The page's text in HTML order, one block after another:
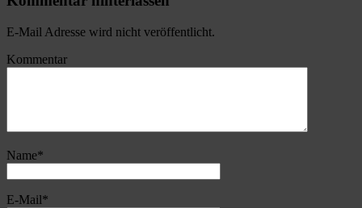
E-Mail Adresse wird nicht veröffentlicht.
Kommentar
Name*
E-Mail*